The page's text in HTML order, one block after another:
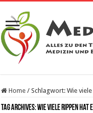
Home / Schlagwort:Wie
Tag Archives:Wie viele Rippen hat